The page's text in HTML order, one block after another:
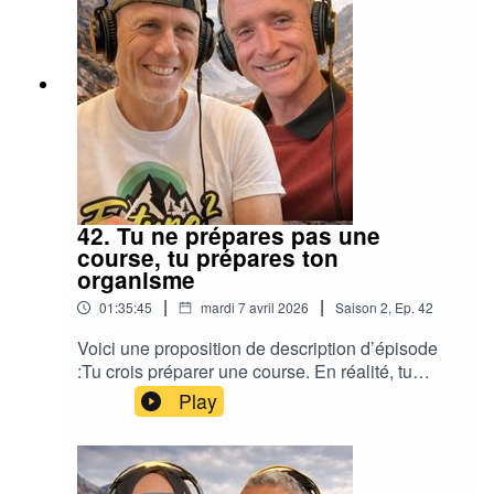
42. Tu ne prépares pas une
course, tu prépares ton
organisme
01:35:45 | mardi 7 avril 2026 | Saison 2, Ep. 42
Voici une proposition de description d’épisode
:Tu crois préparer une course. En réalité, tu
prépares un organisme entier.En endurance, on
parle souvent de plan d’entraînement, de
volume, d’intensité, de nutrition ou de
mental.Mais on oublie parfois l’essentiel :ton
organisme ne suit pas un programme sur le
Play